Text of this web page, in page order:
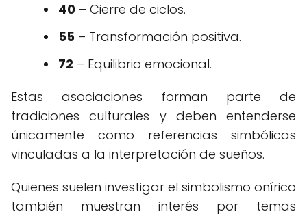
40 – Cierre de ciclos.
55 – Transformación positiva.
72 – Equilibrio emocional.
Estas asociaciones forman parte de
tradiciones culturales y deben entenderse
únicamente como referencias simbólicas
vinculadas a la interpretación de sueños.
Quienes suelen investigar el simbolismo onírico
también muestran interés por temas